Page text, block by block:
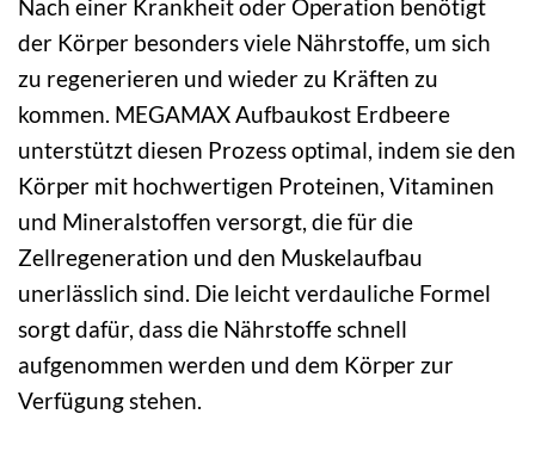
Nach einer Krankheit oder Operation benötigt
der Körper besonders viele Nährstoffe, um sich
zu regenerieren und wieder zu Kräften zu
kommen. MEGAMAX Aufbaukost Erdbeere
unterstützt diesen Prozess optimal, indem sie den
Körper mit hochwertigen Proteinen, Vitaminen
und Mineralstoffen versorgt, die für die
Zellregeneration und den Muskelaufbau
unerlässlich sind. Die leicht verdauliche Formel
sorgt dafür, dass die Nährstoffe schnell
aufgenommen werden und dem Körper zur
Verfügung stehen.